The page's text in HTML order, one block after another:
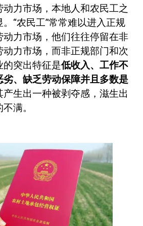
动力市场，本地人和农民工之
“农民工”常常难以进入正规
力市场，他们往往停留在非
力市场，而非正规部门和次
的突出特征是低收入、工作不
、缺乏劳动保障并且多数是
产生出一种被剥夺感，滋生出
满。